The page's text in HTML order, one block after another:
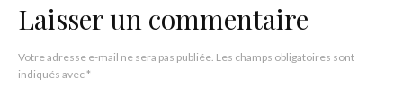
Laisser un commentaire
Votre adresse e-mail ne sera pas publiée. Les champs obligatoires sont
indiqués avec*